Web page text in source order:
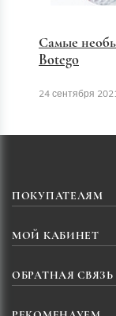
Самые
Botego
24 сентября
ПОКУПАТЕЛЯМ
МОЙ КАБИНЕТ
ОБРАТНАЯ СВЯЗЬ